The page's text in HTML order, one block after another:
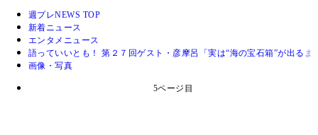
週プレNEWS TOP
新着ニュース
エンタメニュース
語っていいとも！ 第２７回ゲスト・彦摩呂「実は“海の宝石箱”が出るま
画像・写真
5ページ目